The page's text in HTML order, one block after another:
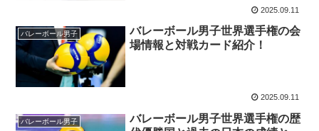
2025.09.11
バレーボール男子
バレーボール男子世界選手権の会
場情報と対戦カード紹介！
2025.09.11
バレーボール男子
バレーボール男子世界選手権の歴